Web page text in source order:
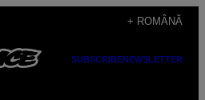
+ ROMÂNĂ
SUBSCRIBENEWSLETTER